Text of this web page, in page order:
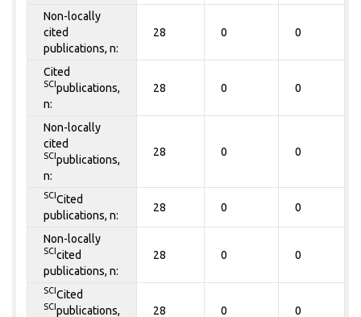
Non-locally
cited
publications, n:
28 0 0
Cited
SCI publications,
n:
28 0 0
Non-locally
cited
SCI publications,
n:
28 0 0
SCI Cited
publications, n:
28 0 0
Non-locally
SCI cited
publications, n:
28 0 0
SCI Cited
SCI publications, 28 0 0